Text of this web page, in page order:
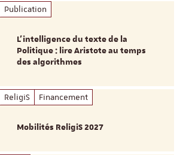
Publication
L’intelligence du texte de la
Politique : lire Aristote au temps
des algorithmes
ReligiS Financement
Mobilités ReligiS 2027